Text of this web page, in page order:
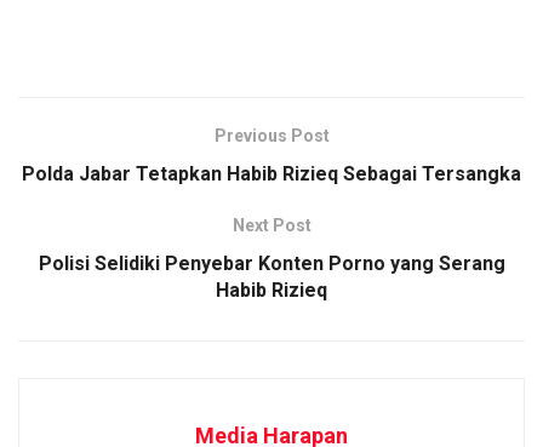
Previous Post
Polda Jabar Tetapkan Habib Rizieq Sebagai Tersangka
Next Post
Polisi Selidiki Penyebar Konten Porno yang Serang
Habib Rizieq
Media Harapan